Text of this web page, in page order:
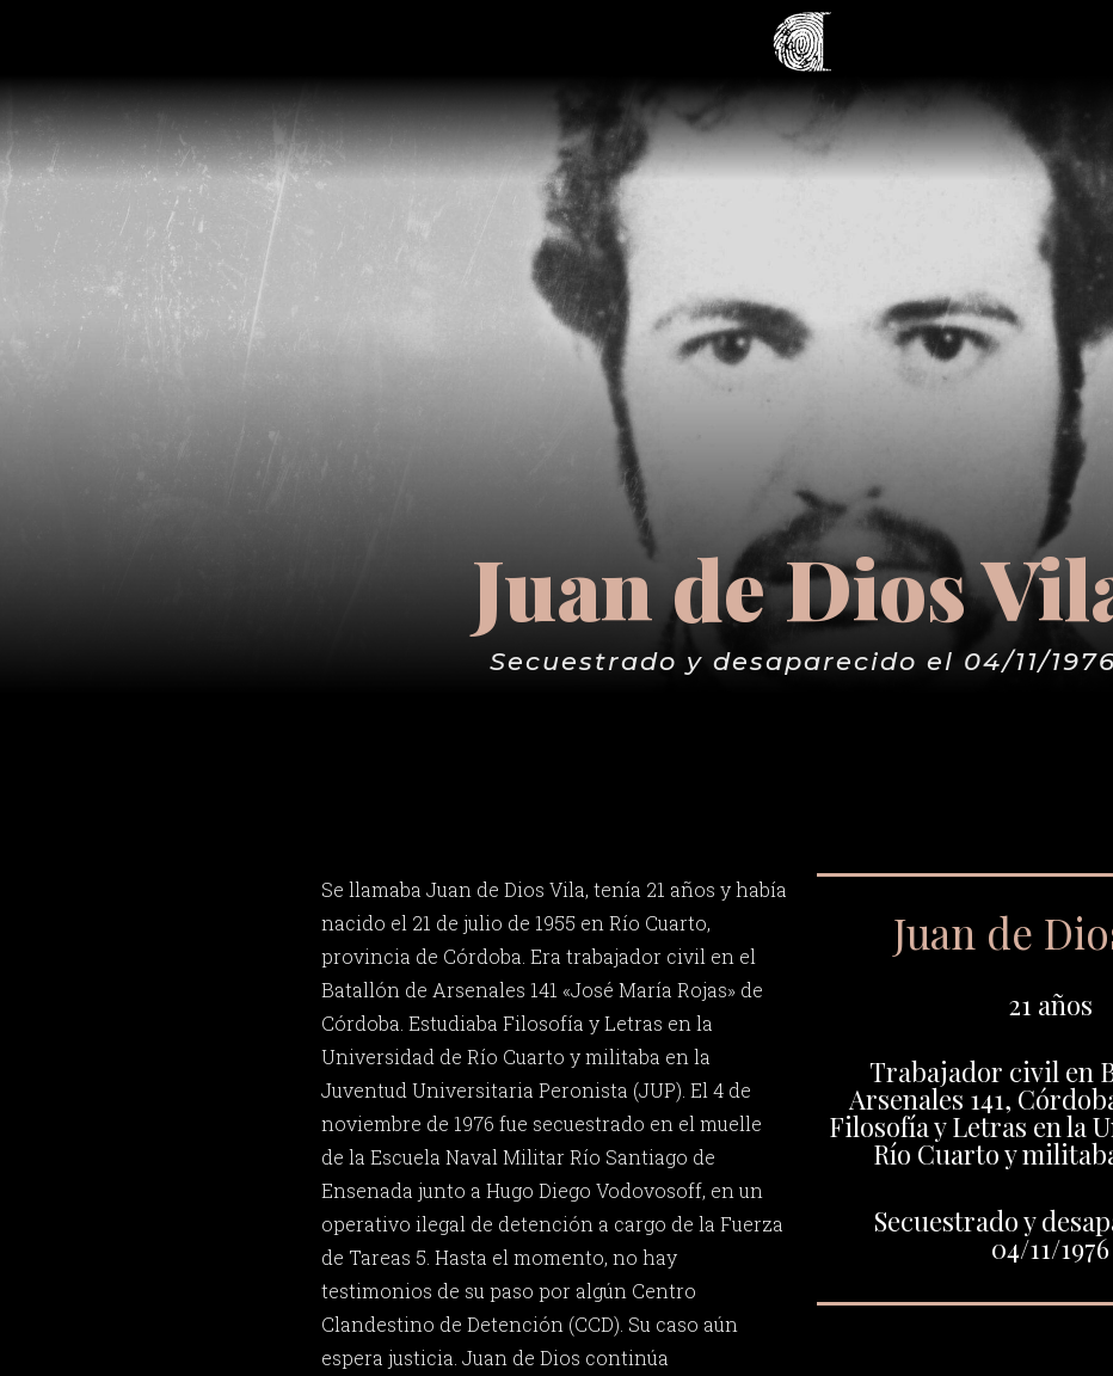
Juan de Dios
Secuestrado y desaparecido el 04/11/1976
Se llamaba Juan de Dios Vila, tenía 21 años y había
nacido el 21 de julio de 1955 en Río Cuarto,
provincia de Córdoba. Era trabajador civil en el
Batallón de Arsenales 141 «José María Rojas» de
Córdoba. Estudiaba Filosofía y Letras en la
Universidad de Río Cuarto y militaba en la
Juventud Universitaria Peronista (JUP). El 4 de
noviembre de 1976 fue secuestrado en el muelle
de la Escuela Naval Militar Río Santiago de
Ensenada junto a Hugo Diego Vodovosoff, en un
operativo ilegal de detención a cargo de la Fuerza
de Tareas 5. Hasta el momento, no hay
testimonios de su paso por algún Centro
Clandestino de Detención (CCD). Su caso aún
espera justicia. Juan de Dios continúa
Juan de
21 años
Trabajador civil en
Arsenales 141,
Filosofía y Letras en la
Río Cuarto y
Secuestrado y
04/11/1976